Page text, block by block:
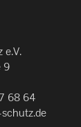
e.V.
9
68 64